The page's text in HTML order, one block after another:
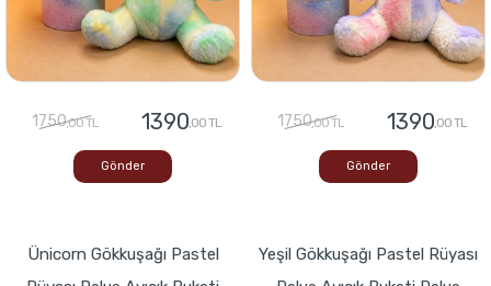
1750,00 TL 1390,00 TL
Gönder
1750,00 TL 1390,00 TL
Gönder
Ünicorn Gökkuşağı Pastel
Yeşil Gökkuşağı Pastel Rüyası